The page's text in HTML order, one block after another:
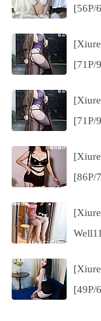
[56P/
[71P/
[71P/
[86P/
[49P/